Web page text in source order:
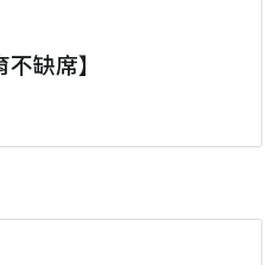
缺席】